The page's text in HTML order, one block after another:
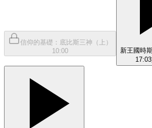
信仰的基礎：底比斯三神（上）
10:00
新王國時
17:03